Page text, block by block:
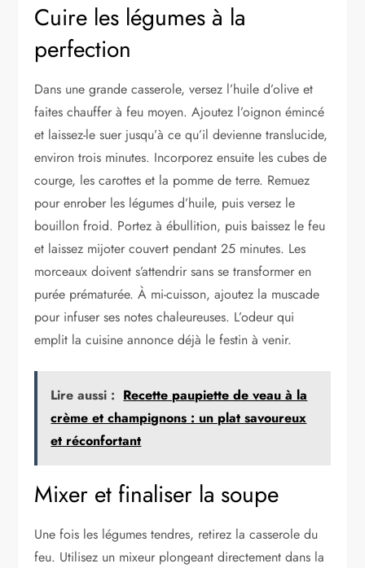
Cuire les légumes à la
perfection
Dans une grande casserole, versez l’huile d’olive et
faites chauffer à feu moyen. Ajoutez l’oignon émincé
et laissez-le suer jusqu’à ce qu’il devienne translucide,
environ trois minutes. Incorporez ensuite les cubes de
courge, les carottes et la pomme de terre. Remuez
pour enrober les légumes d’huile, puis versez le
bouillon froid. Portez à ébullition, puis baissez le feu
et laissez mijoter couvert pendant 25 minutes. Les
morceaux doivent s’attendrir sans se transformer en
purée prématurée. À mi-cuisson, ajoutez la muscade
pour infuser ses notes chaleureuses. L’odeur qui
emplit la cuisine annonce déjà le festin à venir.
Lire aussi : Recette paupiette de veau à la
crème et champignons : un plat savoureux
et réconfortant
Mixer et finaliser la soupe
Une fois les légumes tendres, retirez la casserole du
feu. Utilisez un mixeur plongeant directement dans la